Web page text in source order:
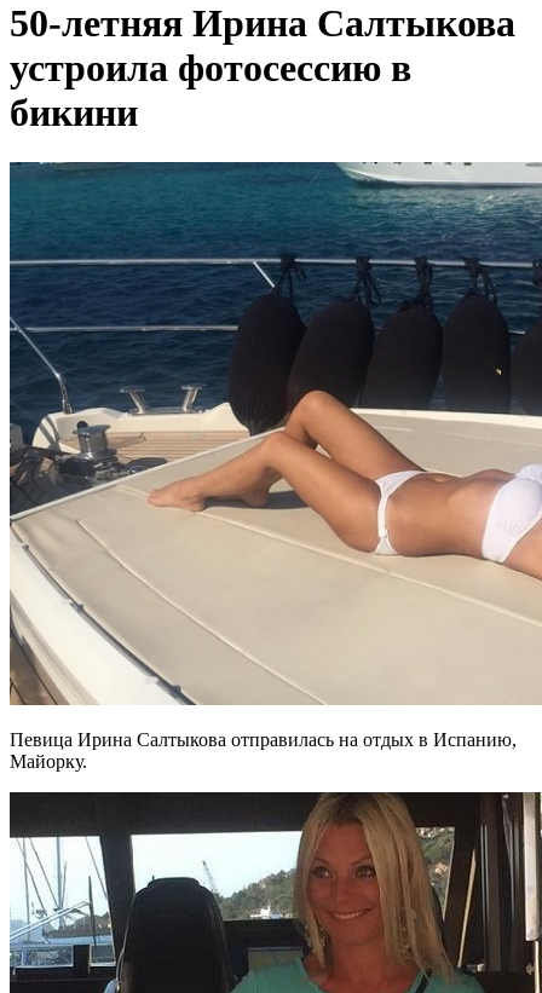
50-летняя Ирина Салтыкова
устроила фотосессию в
бикини
Певица Ирина Салтыкова отправилась на отдых в Испанию,
Майорку.